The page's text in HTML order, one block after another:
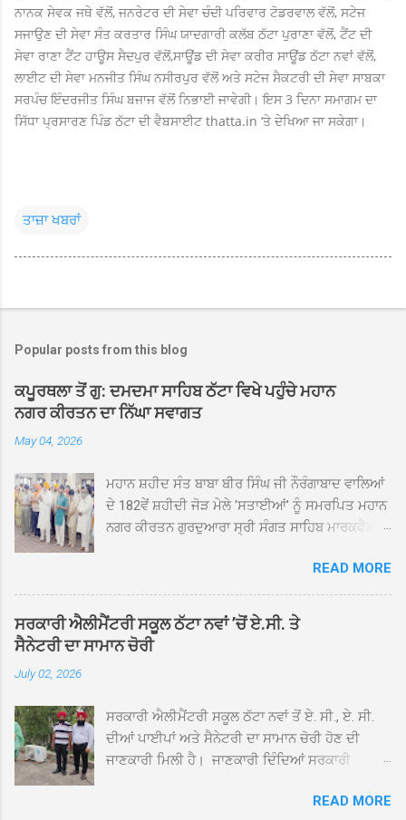
ਨਾਨਕ ਸੇਵਕ ਜਥੇ ਵੱਲੋਂ, ਜਨਰੇਟਰ ਦੀ ਸੇਵਾ ਚੰਦੀ ਪਰਿਵਾਰ ਟੋਡਰਵਾਲ ਵੱਲੋਂ, ਸਟੇਜ
ਸਜਾਉਣ ਦੀ ਸੇਵਾ ਸੰਤ ਕਰਤਾਰ ਸਿੰਘ ਯਾਦਗਾਰੀ ਕਲੱਬ ਠੱਟਾ ਪੁਰਾਣਾ ਵੱਲੋਂ, ਟੈਂਟ ਦੀ
ਸੇਵਾ ਰਾਣਾ ਟੈਂਟ ਹਾਊਸ ਸੈਦਪੁਰ ਵੱਲੋਂ,ਸਾਊਂਡ ਦੀ ਸੇਵਾ ਕਰੀਰ ਸਾਊਂਡ ਠੱਟਾ ਨਵਾਂ ਵੱਲੋਂ,
ਲਾਈਟ ਦੀ ਸੇਵਾ ਮਨਜੀਤ ਸਿੰਘ ਨਸੀਰਪੁਰ ਵੱਲੋਂ ਅਤੇ ਸਟੇਜ ਸੈਕਟਰੀ ਦੀ ਸੇਵਾ ਸਾਬਕਾ
ਸਰਪੰਚ ਇੰਦਰਜੀਤ ਸਿੰਘ ਬਜਾਜ ਵੱਲੋਂ ਨਿਭਾਈ ਜਾਵੇਗੀ। ਇਸ 3 ਦਿਨਾਸਮਾਗਮ ਦਾ
ਸਿੱਧਾ ਪ੍ਰਸਾਰਣ ਪਿੰਡ ਠੱਟਾ ਦੀ ਵੈਬਸਾਈਟ thatta.in ‘ਤੇ ਦੇਖਿਆ ਜਾ ਸਕੇਗਾ।
ਤਾਜ਼ਾ ਖਬਰਾਂ
Popular posts from this blog
ਕਪੂਰਥਲਾ ਤੋਂ ਗੁ: ਦਮਦਮਾ ਸਾਹਿਬ ਠੱਟਾ ਵਿਖੇ ਪਹੁੰਚੇ ਮਹਾਨ
ਨਗਰ ਕੀਰਤਨ ਦਾ ਨਿੱਘਾ ਸਵਾਗਤ
May 04, 2026
ਮਹਾਨ ਸ਼ਹੀਦ ਸੰਤ ਬਾਬਾ ਬੀਰ ਸਿੰਘ ਜੀ ਨੌਰੰਗਾਬਾਦ ਵਾਲਿਆਂ
ਦੇ 182ਵੇਂ ਸ਼ਹੀਦੀ ਜੋੜ ਮੇਲੇ 'ਸਤਾਈਆਂ' ਨੂੰ ਸਮਰਪਿਤ ਮਹਾਨ
ਨਗਰ ਕੀਰਤਨ ਗੁਰਦੁਆਰਾ ਸ੍ਰੀ ਸੰਗਤ ਸਾਹਿਬ ਮਾਰਕਫੈੱਡ
ਸਰਪ੍ਰਸਤੀ ਹੇਠ, ਪੰਜ ਪਿਆਰਿਆਂ ਦੀ ਅਗਵਾਈ ਵਿੱਚ
ਮਹੱਲਾ ਸੰਤਪੁਰਾ ਤੋਂ ਪ੍ਰਾਰੰਭ ਹੋ ਕੇ ਪਿੰਡ ਭਗਤਪੁਰ,
ਭਗਵਾਨਪੁਰ, ਝੁੱਗੀਆਂ ਗੁਲਾਮ, ਮਜਾਦਪੁਰ, ਕੁੱਲੀਆਂ, ਰੱਤਾ ਨੌ
ਅਬਾਦ, ਕੋਲੀਆਂਵਾਲ, ਅੱਡਾ ਸਾਬੂਵਾਲ, ਦਰੀਏਵਾਲ,
ਵਿਖੇ ਪਹੁੰਚਣ ’ਤੇ ਮੁੱਖ ਸੇਵਾਦਾਰ ਸੰਤ ਬਾਬਾ ਹਰਜੀਤ ਸਿੰਘ ਤੇ
ਇਲਾਕੇ ਦੀਆਂ ਸੰਗਤਾਂ ਵੱਲੋਂ ਜੈਕਾਰਿਆਂ ਦੀ ਗੂੰਜ ਵਿਚ ਨਿੱਘਾ
ਸਵਾਗਤ ਕੀਤਾ ਗਿਆ। ਗੁਰਦੁਆਰਾ ਸ੍ਰੀ ਦਮਦਮਾ ਸਾਹਿਬ
ਇਸ ਮੌਕੇ ਪੰਜ ਪਿਆਰੇ ਸਾਹਿਬਾਨ ਤੇ ਨਗਰ ਕੀਰਤਨ ਦੇ
READ MORE
ਸਰਕਾਰੀ ਐਲੀਮੈਂਟਰੀ ਸਕੂਲ ਠੱਟਾ ਨਵਾਂ ’ਚੋਂ ਏ.ਸੀ. ਤੇ
ਸੈਨੇਟਰੀ ਦਾ ਸਾਮਾਨ ਚੋਰੀ
July 02, 2026
ਸਰਕਾਰੀ ਐਲੀਮੈਂਟਰੀ ਸਕੂਲ ਠੱਟਾ ਨਵਾਂ ਤੋਂ ਏ. ਸੀ., ਏ. ਸੀ.
ਦੀਆਂ ਪਾਈਪਾਂ ਅਤੇ ਸੈਨੇਟਰੀ ਦਾ ਸਾਮਾਨ ਚੋਰੀ ਹੋਣ ਦੀ
ਜਾਣਕਾਰੀ ਮਿਲੀ ਹੈ। ਜਾਣਕਾਰੀ ਦਿੰਦਿਆਂ ਸਰਕਾਰੀ
ਦੱਸਿਆ ਕਿ ਛੁੱਟੀਆਂ ਤੋਂ ਬਾਅਦ ਅੱਜ ਜਦੋਂ ਸਕੂਲ ਖੁੱਲ੍ਹੇ ਤਾਂ
READ MORE